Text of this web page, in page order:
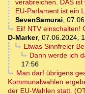
verabreichen. DAS
EU-Parlament ist ein
SevenSamurai,
Eil! NTV einschalten!
D-Marker, 07.06.2024,
Etwas Sinnfreier
Dann werde ich
17:56
Man darf übrigens
Kommunalwahlen
der EU-Wahlen statt.